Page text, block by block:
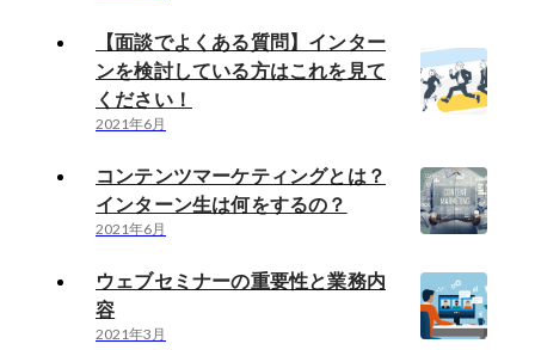
【面談でよくある質問】インター
ンを検討している方はこれを見て
ください！
2021年6月
コンテンツマーケティングとは？
インターン生は何をするの？
2021年6月
ウェブセミナーの重要性と業務内
容
2021年3月